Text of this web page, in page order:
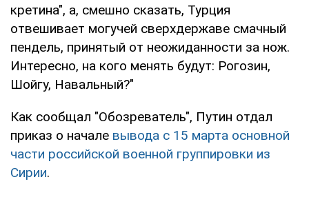
кретина", а, смешно сказать, Турция
отвешивает могучей сверхдержаве смачный
пендель, принятый от неожиданности за нож.
Интересно, на кого менять будут: Рогозин,
Шойгу, Навальный?"
Как сообщал "Обозреватель", Путин отдал
приказ о начале вывода с 15 марта основной
части российской военной группировки из
Сирии.